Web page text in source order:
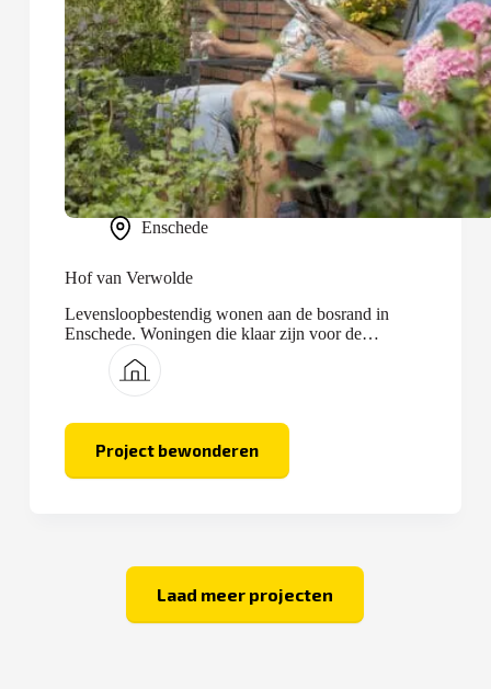
Enschede
Hof van Verwolde
Levensloopbestendig wonen aan de bosrand in
Enschede. Woningen die klaar zijn voor de
toekomst.
Project bewonderen
Hof
van
Laad meer projecten